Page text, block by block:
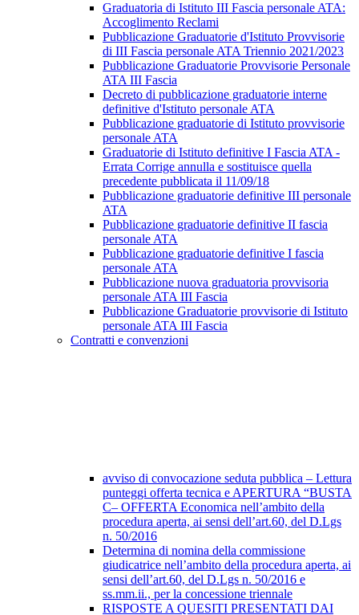
Graduatoria di Istituto III Fascia personale ATA:
Accoglimento Reclami
Pubblicazione Graduatorie d'Istituto Provvisorie
di III Fascia personale ATA Triennio 2021/2023
Pubblicazione Graduatorie Provvisorie Personale
ATA III Fascia
Decreto di pubblicazione graduatorie interne
definitive d'Istituto personale ATA
Pubblicazione graduatorie di Istituto provvisorie
personale ATA
Graduatorie di Istituto definitive I Fascia ATA -
Errata Corrige annulla e sostituisce quella
precedente pubblicata il 11/09/18
Pubblicazione graduatorie definitive III personale
ATA
Pubblicazione graduatorie definitive II fascia
personale ATA
Pubblicazione graduatorie definitive I fascia
personale ATA
Pubblicazione nuova graduatoria provvisoria
personale ATA III Fascia
Pubblicazione Graduatorie provvisorie di Istituto
personale ATA III Fascia
Contratti e convenzioni
avviso di convocazione seduta pubblica – Lettura
punteggi offerta tecnica e APERTURA “BUSTA
C– OFFERTA Economica nell’ambito della
procedura aperta, ai sensi dell’art.60, del D.Lgs
n. 50/2016
Determina di nomina della commissione
giudicatrice nell’ambito della procedura aperta, ai
sensi dell’art.60, del D.Lgs n. 50/2016 e
ss.mm.ii., per la concessione triennale
RISPOSTE A QUESITI PRESENTATI DAI